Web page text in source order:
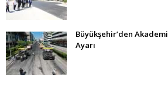
Büyükşehir’den
Ayarı